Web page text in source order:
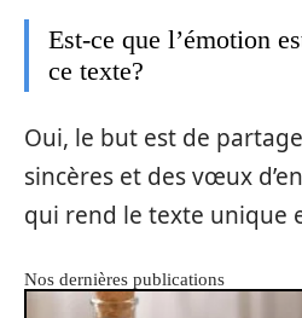
Est-ce que l’émotion
ce texte?
Oui, le but est de
sincères et des vœux
qui rend le texte unique
Nos dernières publications